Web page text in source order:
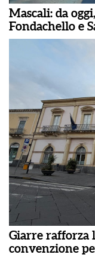
Mascali: da
Fondachello e
Giarre rafforza
convenzione